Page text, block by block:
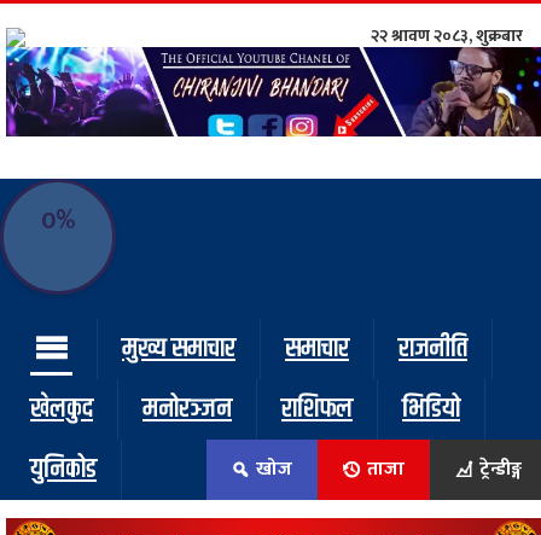
टिम:
२२ श्रावण २०८३, शुक्रबार
0%
मुख्य समाचार समाचार
राजनीति
खेलकुद
मनोरञ्जन राशिफल
भिडियो
युनिकोड
खोज ताजा ट्रेन्डीङ्ग